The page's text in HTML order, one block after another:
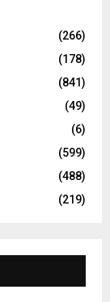
(266)
(178)
(841)
(49)
(6)
(599)
(488)
(219)